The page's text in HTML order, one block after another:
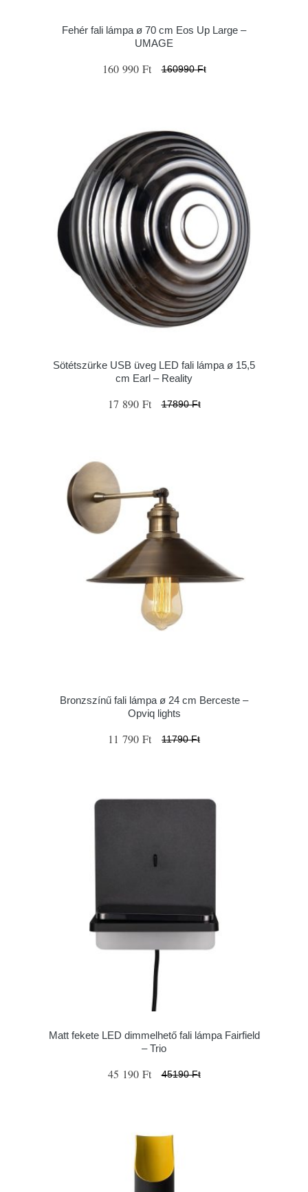
Fehér fali lámpa ø 70 cm Eos Up Large –
UMAGE
160 990 Ft 160990 Ft
Sötétszürke USB üveg LED fali lámpa ø 15,5
cm Earl – Reality
17 890 Ft 17890 Ft
Bronzszínű fali lámpa ø 24 cm Berceste –
Opviq lights
11 790 Ft 11790 Ft
Matt fekete LED dimmelhető fali lámpa Fairfield
– Trio
45 190 Ft 45190 Ft